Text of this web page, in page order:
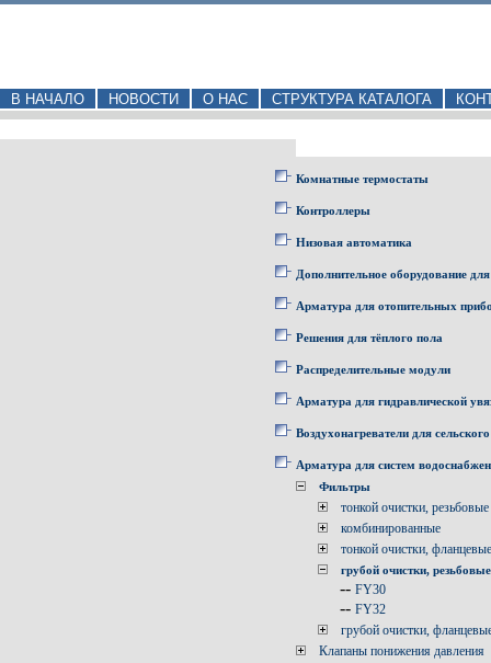
В НАЧАЛО НОВОСТИ О НАС СТРУКТУРА КАТАЛОГА
Комнатные термостаты
Контроллеры
Низовая автоматика
Дополнительное оборудование
Арматура для отопительных
Решения для тёплого пола
Распределительные модули
Арматура для гидравлической
Воздухонагреватели для
Арматура для систем
Фильтры
тонкой очистки, резьбовые
комбинированные
тонкой очистки, фланцевые
грубой очистки, резьбовые
-- FY30
-- FY32
грубой очистки,
Клапаны понижения давления